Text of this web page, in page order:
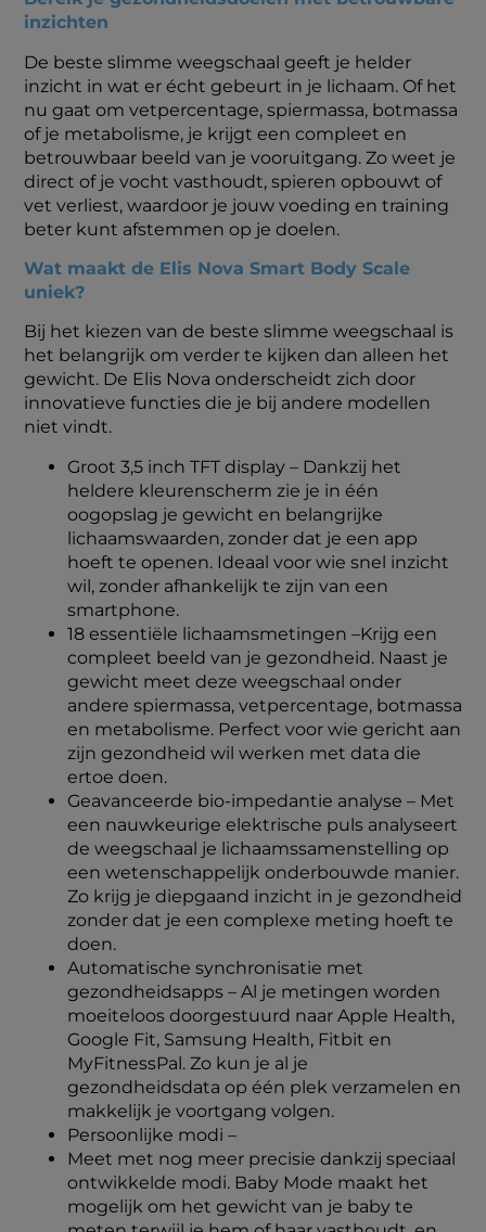
inzichten
De beste slimme weegschaal geeft je helder
inzicht in wat er écht gebeurt in je lichaam. Of het
nu gaat om vetpercentage, spiermassa, botmassa
of je metabolisme, je krijgt een compleet en
betrouwbaar beeld van je vooruitgang. Zo weet je
direct of je vocht vasthoudt, spieren opbouwt of
vet verliest, waardoor je jouw voeding en training
beter kunt afstemmen op je doelen.
Wat maakt de Elis Nova Smart Body Scale
uniek?
Bij het kiezen van de beste slimme weegschaal is
het belangrijk om verder te kijken dan alleen het
gewicht. De Elis Nova onderscheidt zich door
innovatieve functies die je bij andere modellen
niet vindt.
Groot 3,5 inch TFT display – Dankzij het
heldere kleurenscherm zie je in één
oogopslag je gewicht en belangrijke
lichaamswaarden, zonder dat je een app
hoeft te openen. Ideaal voor wie snel inzicht
wil, zonder afhankelijk te zijn van een
smartphone.
18 essentiële lichaamsmetingen –Krijg een
compleet beeld van je gezondheid. Naast je
gewicht meet deze weegschaal onder
andere spiermassa, vetpercentage, botmassa
en metabolisme. Perfect voor wie gericht aan
zijn gezondheid wil werken met data die
ertoe doen.
Geavanceerde bio-impedantie analyse – Met
een nauwkeurige elektrische puls analyseert
de weegschaal je lichaamssamenstelling op
een wetenschappelijk onderbouwde manier.
Zo krijg je diepgaand inzicht in je gezondheid
zonder dat je een complexe meting hoeft te
doen.
Automatische synchronisatie met
gezondheidsapps – Al je metingen worden
moeiteloos doorgestuurd naar Apple Health,
Google Fit, Samsung Health, Fitbit en
MyFitnessPal. Zo kun je al je
gezondheidsdata op één plek verzamelen en
makkelijk je voortgang volgen.
Persoonlijke modi –
Meet met nog meer precisie dankzij speciaal
ontwikkelde modi. Baby Mode maakt het
mogelijk om het gewicht van je baby te